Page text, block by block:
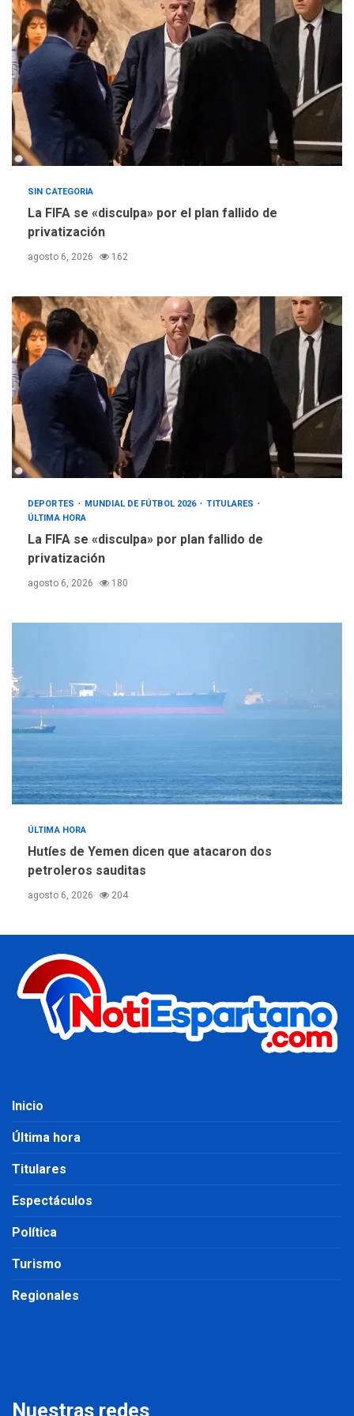
5
Concejo Municipal de
Mariño respalda a Cámara
de Comercio para reforma
de Ley de Puerto Libre
SIN CATEGORIA
La FIFA se «disculpa» por el plan fallido de
privatización
agosto 6, 2026 162
DEPORTES MUNDIAL DE FÚTBOL 2026
TITULARES
ÚLTIMA HORA
La FIFA se «disculpa» por plan fallido de
privatización
agosto 6, 2026 180
ÚLTIMA HORA
Hutíes de Yemen dicen que atacaron dos
petroleros sauditas
agosto 6, 2026 204
Inicio
Última hora
Titulares
Espectáculos
Política
Turismo
Regionales
Nuestras redes